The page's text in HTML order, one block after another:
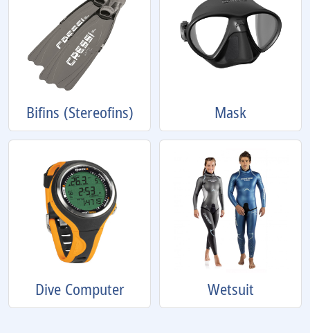
Bifins (Stereofins) Mask
Dive Computer Wetsuit